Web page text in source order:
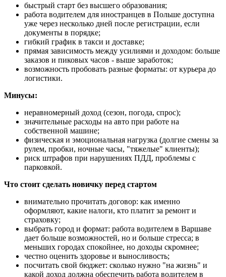
быстрый старт без высшего образования;
работа водителем для иностранцев в Польше доступна
уже через несколько дней после регистрации, если
документы в порядке;
гибкий график в такси и доставке;
прямая зависимость между усилиями и доходом: больше
заказов и пиковых часов - выше заработок;
возможность пробовать разные форматы: от курьера до
логистики.
Минусы:
неравномерный доход (сезон, погода, спрос);
значительные расходы на авто при работе на
собственной машине;
физическая и эмоциональная нагрузка (долгие смены за
рулем, пробки, ночные часы, "тяжелые" клиенты);
риск штрафов при нарушениях ПДД, проблемы с
парковкой.
Что стоит сделать новичку перед стартом
внимательно прочитать договор: как именно
оформляют, какие налоги, кто платит за ремонт и
страховку;
выбрать город и формат: работа водителем в Варшаве
дает больше возможностей, но и больше стресса; в
меньших городах спокойнее, но доходы скромнее;
честно оценить здоровье и выносливость;
посчитать свой бюджет: сколько нужно "на жизнь" и
какой доход должна обеспечить работа водителем в